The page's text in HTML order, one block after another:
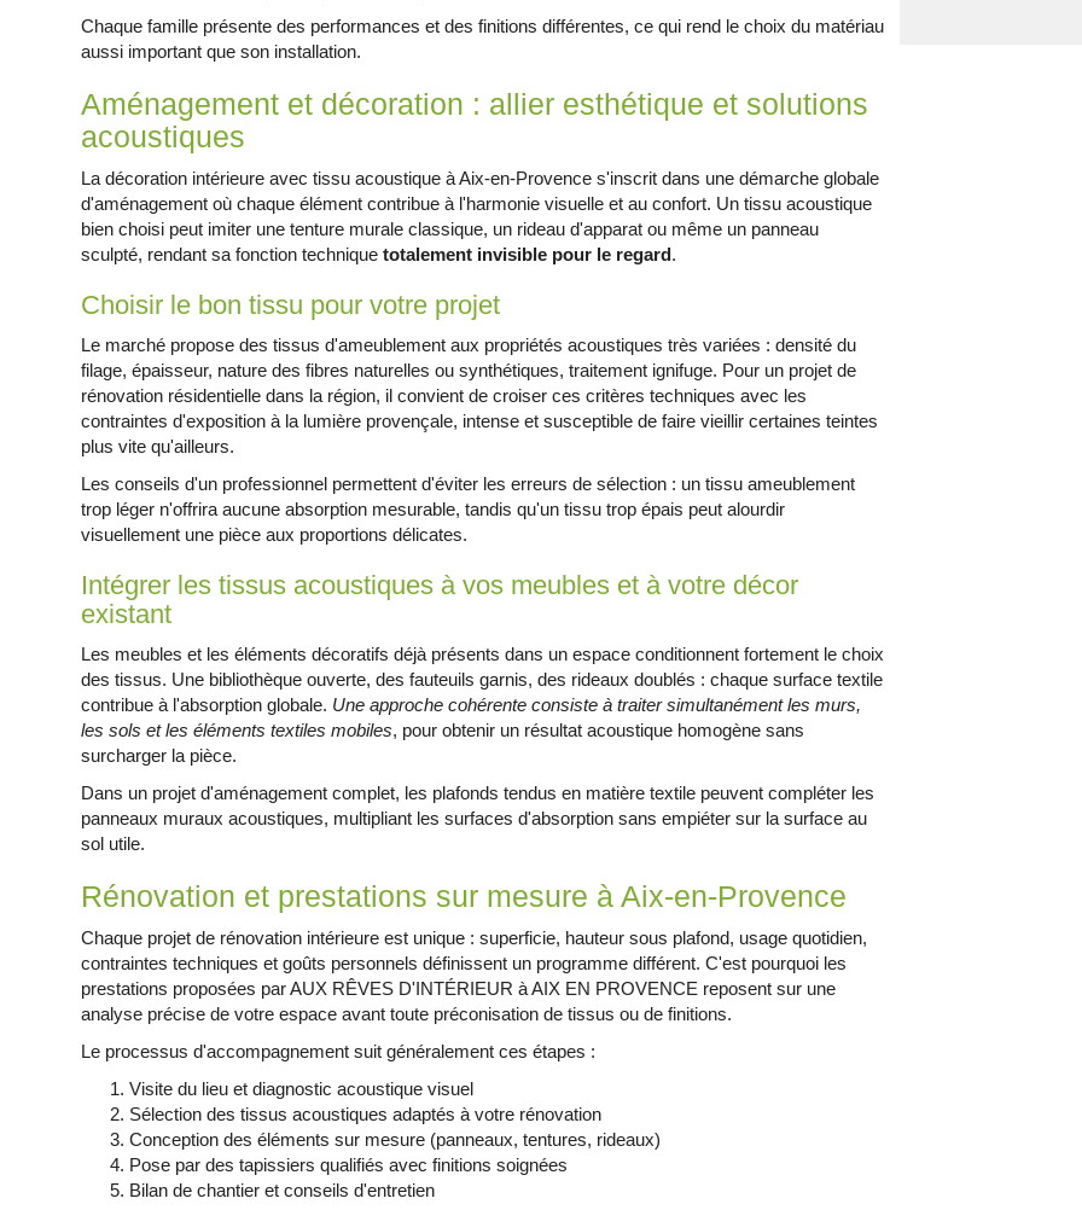
Chaque famille présente des performances et des finitions différentes, ce qui rend le choix du matériau
aussi important que son installation.
Aménagement et décoration : allier esthétique et solutions
acoustiques
La décoration intérieure avec tissu acoustique à Aix-en-Provence s'inscrit dans une démarche globale
d'aménagement où chaque élément contribue à l'harmonie visuelle et au confort. Un tissu acoustique
bien choisi peut imiter une tenture murale classique, un rideau d'apparat ou même un panneau
sculpté, rendant sa fonction techniquetotalement invisible pour le regard.
Choisir le bon tissu pour votre projet
Le marché propose des tissus d'ameublement aux propriétés acoustiques très variées : densité du
filage, épaisseur, nature des fibres naturelles ou synthétiques, traitement ignifuge. Pour un projet de
rénovation résidentielle dans la région, il convient de croiser ces critères techniques avec les
contraintes d'exposition à la lumière provençale, intense et susceptible de faire vieillir certaines teintes
plus vite qu'ailleurs.
Les conseils d'un professionnel permettent d'éviter les erreurs de sélection : un tissu ameublement
trop léger n'offrira aucune absorption mesurable, tandis qu'un tissu trop épais peut alourdir
visuellement une pièce aux proportions délicates.
Intégrer les tissus acoustiques à vos meubles et à votre décor
existant
Les meubles et les éléments décoratifs déjà présents dans un espace conditionnent fortement le choix
des tissus. Une bibliothèque ouverte, des fauteuils garnis, des rideaux doublés : chaque surface textile
contribue à l'absorption globale. Une approche cohérente consiste à traiter simultanément les murs,
les sols et les éléments textiles mobiles, pour obtenir un résultat acoustique homogène sans
surcharger la pièce.
Dans un projet d'aménagement complet, les plafonds tendus en matière textile peuvent compléter les
panneaux muraux acoustiques, multipliant les surfaces d'absorption sans empiéter sur la surface au
sol utile.
Rénovation et prestations sur mesure à Aix-en-Provence
Chaque projet de rénovation intérieure est unique : superficie, hauteur sous plafond, usage quotidien,
contraintes techniques et goûts personnels définissent un programme différent. C'est pourquoi les
prestations proposées par AUX RÊVES D'INTÉRIEUR à AIX EN PROVENCE reposent sur une
analyse précise de votre espace avant toute préconisation de tissus ou de finitions.
Le processus d'accompagnement suit généralement ces étapes :
Visite du lieu et diagnostic acoustique visuel
Sélection des tissus acoustiques adaptés à votre rénovation
Conception des éléments sur mesure (panneaux, tentures, rideaux)
Pose par des tapissiers qualifiés avec finitions soignées
Bilan de chantier et conseils d'entretien